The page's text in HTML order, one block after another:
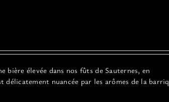
élevée dans nos fûts de Sauternes, en
nuancée par les arômes de la